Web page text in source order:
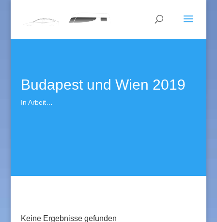
Budapest und Wien 2019
In Arbeit…
Keine Ergebnisse gefunden